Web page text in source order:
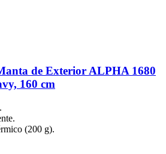
de Exterior ALPHA 1680
160 cm
(200 g).